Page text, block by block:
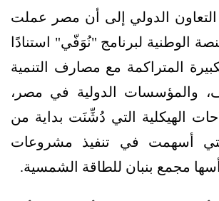
الدولي إلى أن مصر عملت
الوطنية لبرنامج "نُوَفّي" استنادًا
المتراكمة مع مصارف التنمية
والمؤسسات الدولية في مصر،
الهيكلية التي دُشِّنَت بداية من
والتي أسهمت في تنفيذ مشروعات
مجمع بنبان للطاقة الشمسية.